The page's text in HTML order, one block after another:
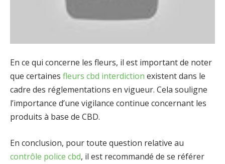
En ce qui concerne les fleurs, il est important de noter
que certaines fleurs cbd interdiction existent dans le
cadre des réglementations en vigueur. Cela souligne
l’importance d’une vigilance continue concernant les
produits à base de CBD.
En conclusion, pour toute question relative au
contrôle police cbd, il est recommandé de se référer